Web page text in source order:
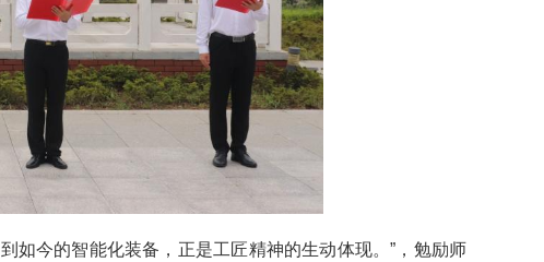
如今的智能化装备，正是工匠精神的生动体现。”，勉励师